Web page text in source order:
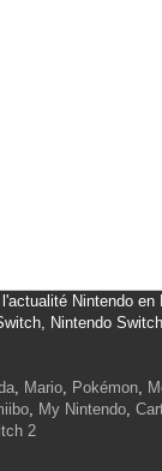
Nintendo en
Nintendo
, Mario, Pokémon,
, My Nintendo,
2